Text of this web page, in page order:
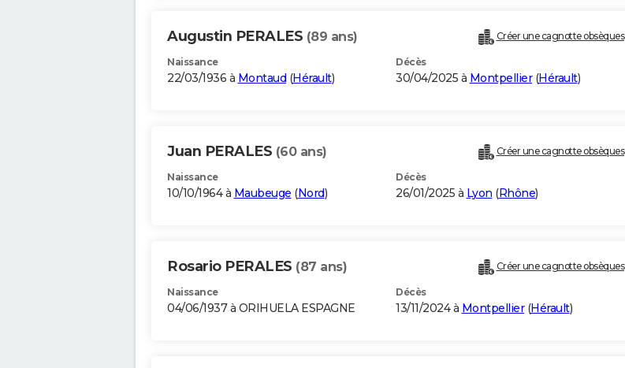
Augustin PERALES (89 ans) Créer une cagnotte obsèques
Naissance
22/03/1936 à Montaud (Hérault)
Décès
30/04/2025 à Montpellier(Hérault)
Juan PERALES (60 ans) Créer une cagnotte obsèques
Naissance
10/10/1964 à Maubeuge (Nord)
Décès
26/01/2025 à Lyon (Rhône)
Rosario PERALES (87 ans) Créer une cagnotte obsèques
Naissance
04/06/1937 à ORIHUELA ESPAGNE
Décès
13/11/2024 à Montpellier(Hérault)